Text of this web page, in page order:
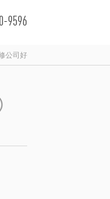
9596
公司好